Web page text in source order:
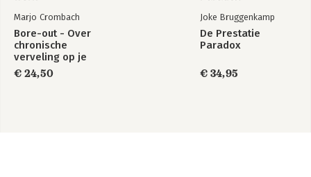
Marjo Crombach
Bore-out - Over
chronische
verveling op je
werk
€ 24,50
Joke Bruggenkamp
De Prestatie
Paradox
€ 34,95